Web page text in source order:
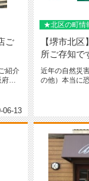
ご
紹介
堺
06-13
★北区の町情
【堺市北
所ご存知で
近年の自然災
の他）本当に